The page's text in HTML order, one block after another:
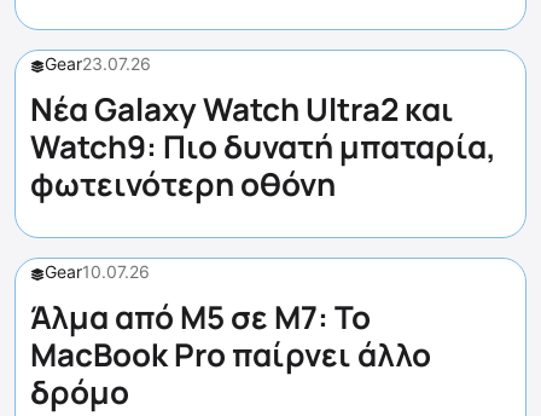
Gear23.07.26
Νέα Galaxy Watch Ultra2 και
Watch9: Πιο δυνατή μπαταρία,
φωτεινότερη οθόνη
Gear10.07.26
Άλμα από M5 σε M7: Το
MacBook Pro παίρνει άλλο
δρόμο